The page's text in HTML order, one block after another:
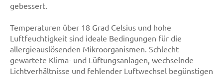
gebessert.
Temperaturen über 18 Grad Celsius und hohe
Luftfeuchtigkeit sind ideale Bedingungen für die
allergieauslösenden Mikroorganismen. Schlecht
gewartete Klima- und Lüftungsanlagen, wechselnde
Lichtverhältnisse und fehlender Luftwechsel begünstigen